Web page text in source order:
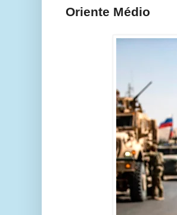
Oriente Médio